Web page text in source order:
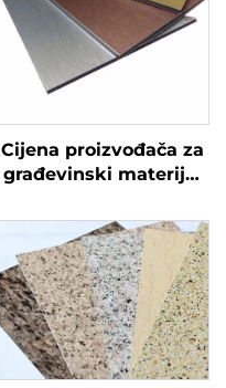
Cijena proizvođača za
građevinski materijal
aluminijski
kompozitni panel
Alucobond